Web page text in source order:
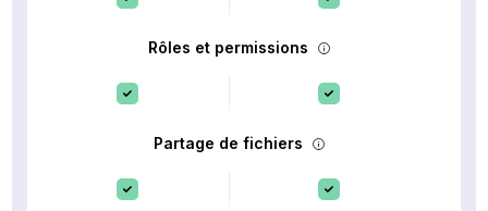
Rôles et permissions
Partage de fichiers